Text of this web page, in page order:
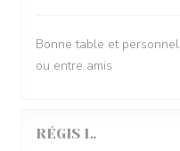
Bonne table et
ou entre amis
RÉGIS L